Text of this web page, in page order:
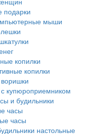
подарки
мыши
копилки
копилки
купюроприемником
и будильники
часы
часы
настольные